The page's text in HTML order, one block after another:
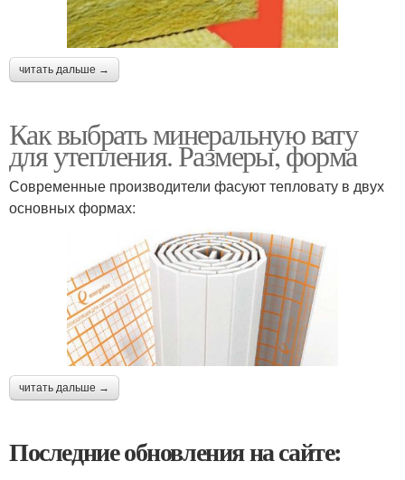
читать дальше →
Как выбрать минеральную вату
для утепления. Размеры, форма
Современные производители фасуют тепловату в двух
основных формах:
читать дальше →
Последние обновления на сайте: